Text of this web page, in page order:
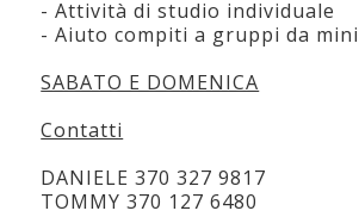
- Attività di studio individuale
- Aiuto compiti a gruppi da
SABATO E DOMENICA
Contatti
DANIELE 370 327 9817
TOMMY 370 127 6480